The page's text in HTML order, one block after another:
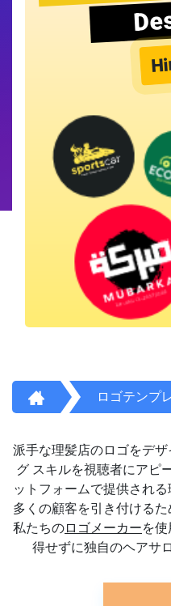
ロゴテンプ
派手な理髪店のロゴをデ
グ スキルを視聴者にアピ
ットフォームで提供され
多くの顧客を引き付けるた
私たちのロゴメーカーを
得せずに独自のヘアサ